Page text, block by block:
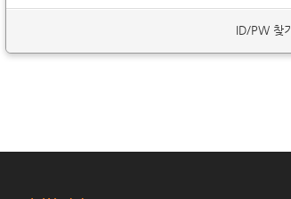
ID/PW 찾기